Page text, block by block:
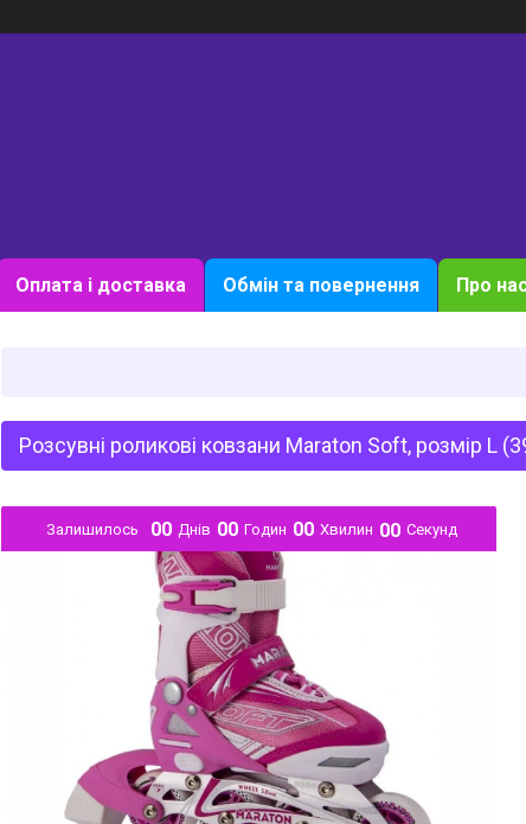
Оплата і доставка Обмін та повернення Про
Розсувні роликові ковзани Maraton Soft, розмір L
Залишилось 00 Днів 00 Годин 00 Хвилин 00 Секунд